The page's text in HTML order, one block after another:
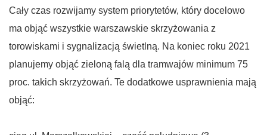
Cały czas rozwijamy system priorytetów, który docelowo
ma objąć wszystkie warszawskie skrzyżowania z
torowiskami i sygnalizacją świetlną. Na koniec roku 2021
planujemy objąć zieloną falą dla tramwajów minimum 75
proc. takich skrzyżowań. Te dodatkowe usprawnienia mają
objąć: